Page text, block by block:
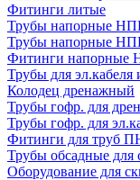
Фитинги литые
Трубы напорные
Трубы напорные
Фитинги напорные
Трубы для
Колодец дренажный
Трубы гофр. для
Трубы гофр. для
Фитинги для труб
Трубы обсадные для
Оборудование для